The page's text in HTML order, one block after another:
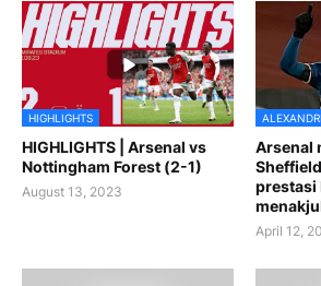
HIGHLIGHTS
HIGHLIGHTS | Arsenal vs
Nottingham Forest (2-1)
August 13, 2023
Arsenal
prestasi
April 12,